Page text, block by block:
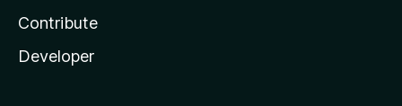
Contribute
Developer